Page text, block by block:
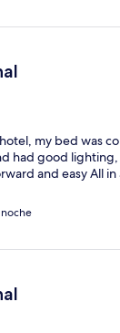
my bed was
had good
and easy All